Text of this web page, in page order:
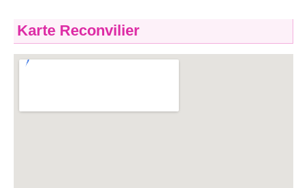
Karte Reconvilier